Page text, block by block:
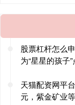
股票杠杆怎么
为“星星的孩子
天猫配资网平
元，紫金矿业